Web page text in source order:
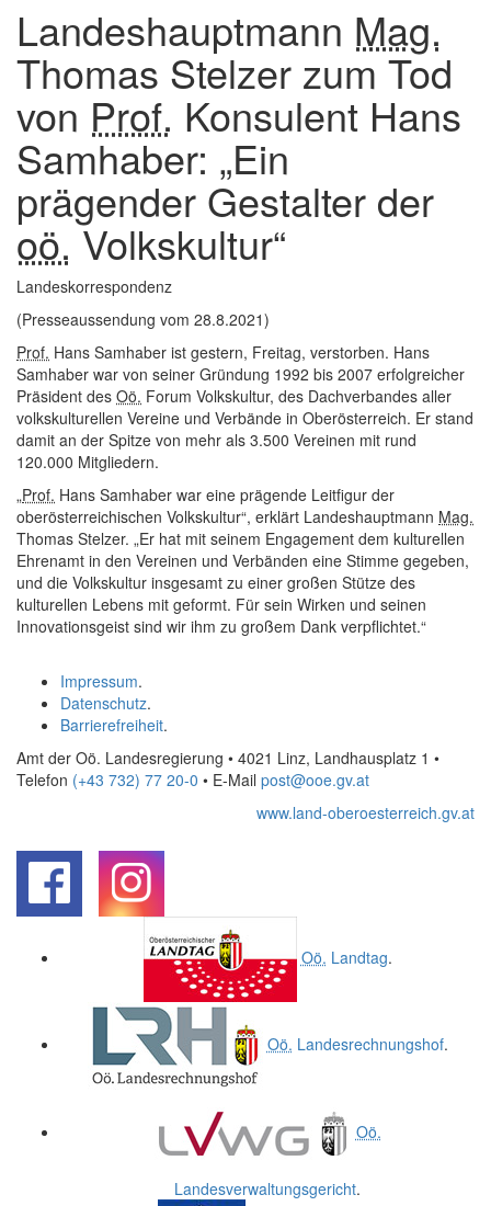
und
schließen
Landeshauptmann Mag.
Thomas Stelzer zum Tod
von Prof. Konsulent Hans
Samhaber: „Ein
prägender Gestalter der
oö.Volkskultur“
Landeskorrespondenz
(Presseaussendung vom 28.8.2021)
Prof. Hans Samhaber ist gestern, Freitag, verstorben. Hans
Samhaber war von seiner Gründung 1992 bis 2007 erfolgreicher
Präsident des Oö. Forum Volkskultur, des Dachverbandes aller
volkskulturellen Vereine und Verbände in Oberösterreich. Er stand
damit an der Spitze von mehr als 3.500 Vereinen mit rund
120.000 Mitgliedern.
„Prof. Hans Samhaber war eine prägende Leitfigur der
oberösterreichischen Volkskultur“, erklärt Landeshauptmann Mag.
Thomas Stelzer. „Er hat mit seinem Engagement dem kulturellen
Ehrenamt in den Vereinen und Verbänden eine Stimme gegeben,
und die Volkskultur insgesamt zu einer großen Stütze des
kulturellen Lebens mit geformt. Für sein Wirken und seinen
Innovationsgeist sind wir ihm zu großem Dank verpflichtet.“
Impressum.
Datenschutz.
Barrierefreiheit.
Amt der Oö. Landesregierung • 4021 Linz, Landhausplatz 1 •
Telefon (+43 732) 77 20-0 • E-Mail post@ooe.gv.at
www.land-oberoesterreich.gv.at
Oö. Landtag.
Oö. Landesrechnungshof.
Oö.
Landesverwaltungsgericht.